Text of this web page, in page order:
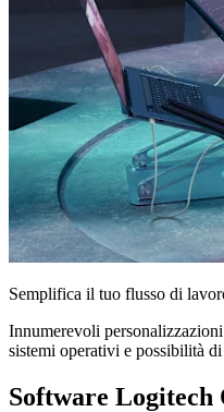
Semplifica il tuo flusso di
Innumerevoli
sistemi operativi e possibilità
Software Logitech